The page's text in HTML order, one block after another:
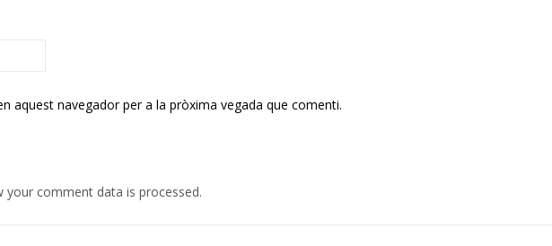
aquest navegador per a la pròxima vegada que comenti.
your comment data is processed.